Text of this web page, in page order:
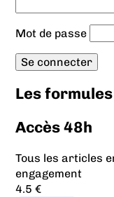
Mot de passe
Les
Accès 48h
Tous les articles
engagement
4.5 €